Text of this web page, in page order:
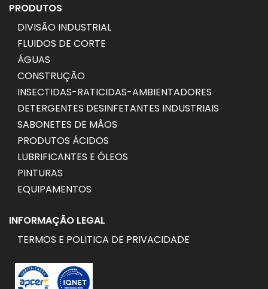
PRODUTOS
DIVISÃO INDUSTRIAL
FLUIDOS DE CORTE
ÁGUAS
CONSTRUÇÃO
INSECTIDAS-RATICIDAS-AMBIENTADORES
DETERGENTES DESINFETANTES INDUSTRIAIS
SABONETES DE MÃOS
PRODUTOS ÁCIDOS
LUBRIFICANTES E ÓLEOS
PINTURAS
EQUIPAMENTOS
INFORMAÇÃO LEGAL
TERMOS E POLITICA DE PRIVACIDADE